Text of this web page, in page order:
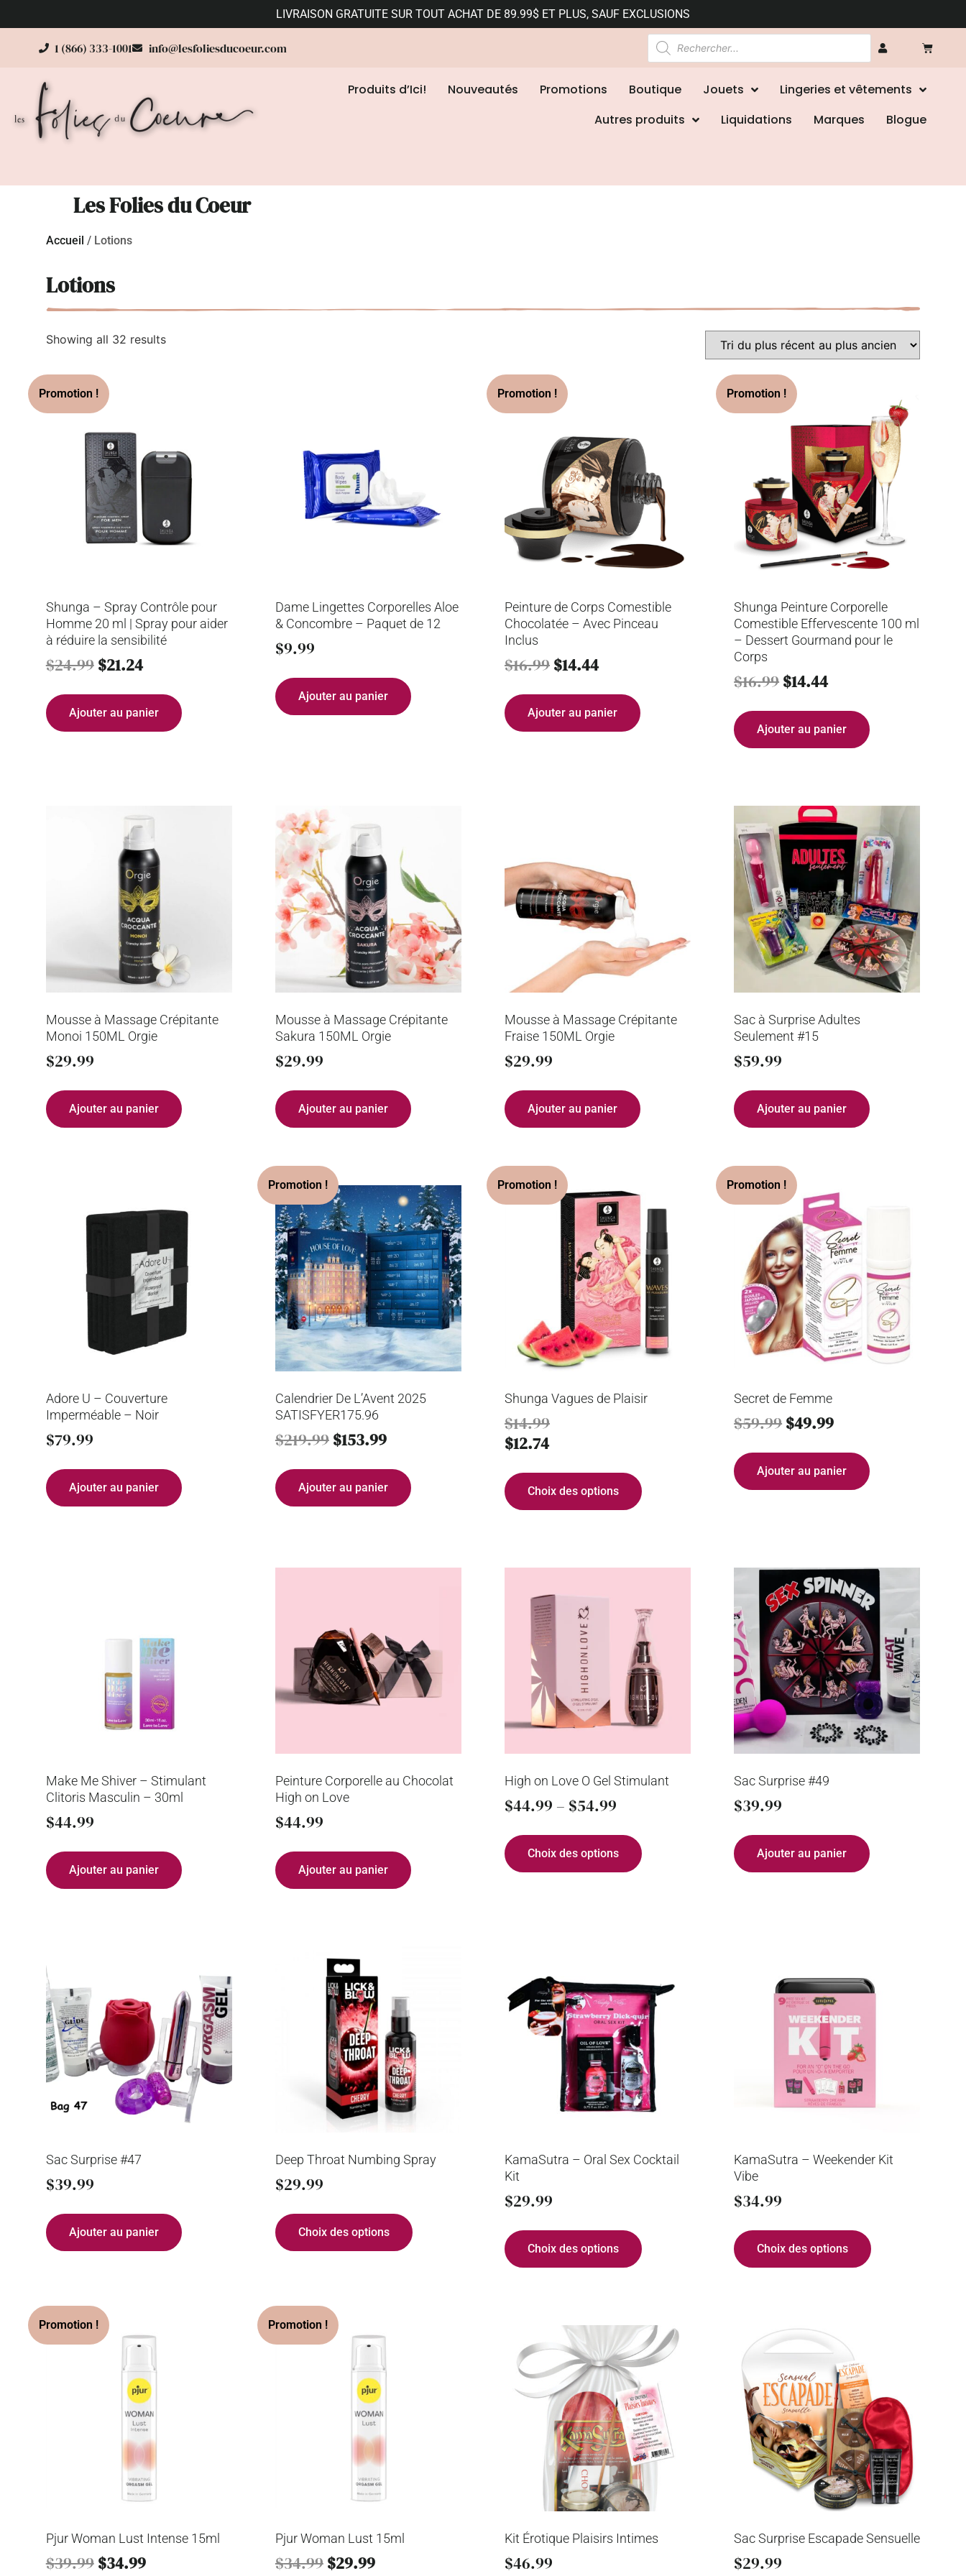
LIVRAISON GRATUITE SUR TOUT ACHAT DE 89.99$ ET PLUS, SAUF EXCLUSIONS
1 (866) 333-1001 info@lesfoliesducoeur.com
Produits d’Ici! Nouveautés Promotions Boutique Jouets
Lingeries et vêtements
Autres produits
Liquidations Marques Blogue
Les Folies du Coeur
Accueil / Lotions
Lotions
Showing all 32 results
Shunga – Spray Contrôle pour
Homme 20 ml | Spray pour aider
à réduire la sensibilité
$24.99 $21.24
Ajouter au panier
Dame Lingettes Corporelles Aloe
& Concombre – Paquet de 12
$9.99
Ajouter au panier
Peinture de Corps Comestible
Chocolatée – Avec Pinceau
Inclus
$16.99 $14.44
Ajouter au panier
Shunga Peinture Corporelle
Comestible Effervescente 100 ml
– Dessert Gourmand pour le
Corps
$16.99 $14.44
Ajouter au panier
Mousse à Massage Crépitante
Monoi 150ML Orgie
$29.99
Ajouter au panier
Mousse à Massage Crépitante
Sakura 150ML Orgie
$29.99
Ajouter au panier
Mousse à Massage Crépitante
Fraise 150ML Orgie
$29.99
Ajouter au panier
Sac à Surprise Adultes
Seulement #15
$59.99
Ajouter au panier
Adore U – Couverture
Imperméable – Noir
$79.99
Ajouter au panier
Calendrier De L’Avent 2025
SATISFYER175.96
$219.99 $153.99
Ajouter au panier
Shunga Vagues de Plaisir
$14.99
$12.74
Choix des options
Secret de Femme
$59.99 $49.99
Ajouter au panier
Make Me Shiver – Stimulant
Clitoris Masculin – 30ml
$44.99
Ajouter au panier
Peinture Corporelle au Chocolat
High on Love
$44.99
Ajouter au panier
High on Love O Gel Stimulant
$44.99 – $54.99
Choix des options
Sac Surprise #49
$39.99
Ajouter au panier
Sac Surprise #47
$39.99
Ajouter au panier
Deep Throat Numbing Spray
$29.99
Choix des options
KamaSutra – Oral Sex Cocktail
Kit
$29.99
Choix des options
KamaSutra – Weekender Kit
Vibe
$34.99
Choix des options
Pjur Woman Lust Intense 15ml
$39.99 $34.99
Pjur Woman Lust 15ml
$34.99 $29.99
Kit Érotique Plaisirs Intimes
$46.99
Sac Surprise Escapade Sensuelle
$29.99